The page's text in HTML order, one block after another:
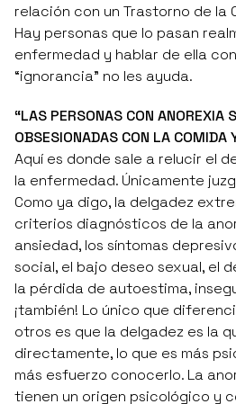
relación con un Trastorno de la
Hay personas que lo pasan
enfermedad y hablar de ella
“ignorancia” no les ayuda.
“LAS PERSONAS CON ANOREXIA
OBSESIONADAS CON LA COMIDA
Aquí es donde sale a relucir el
la enfermedad. Únicamente
Como ya digo, la delgadez
criterios diagnósticos de la
ansiedad, los síntomas
social, el bajo deseo sexual, el
la pérdida de autoestima,
¡también! Lo único que
otros es que la delgadez es la
directamente, lo que es más
más esfuerzo conocerlo. La
tienen un origen psicológico y